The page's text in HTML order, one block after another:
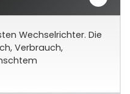
Wechselrichter. Die
Verbrauch,